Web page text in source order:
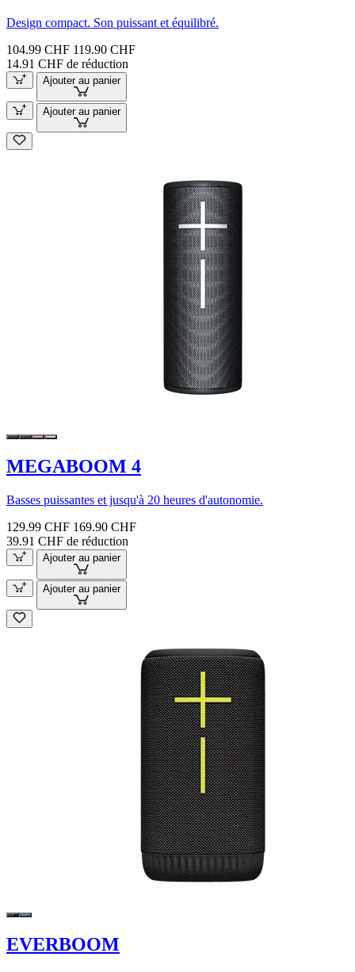
Design compact. Son puissant et équilibré.
104.99 CHF 119.90 CHF
14.91 CHF de réduction
Ajouter au panier
Ajouter au panier
MEGABOOM 4
Basses puissantes et jusqu'à 20 heures d'autonomie.
129.99 CHF 169.90 CHF
39.91 CHF de réduction
Ajouter au panier
Ajouter au panier
EVERBOOM